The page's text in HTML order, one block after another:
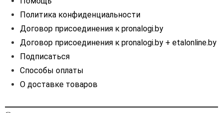
Политика конфиденциальности
Договор присоединения к pronalogi.by
Договор присоединения к pronalogi.by + etalonline.by
Подписаться
Способы оплаты
О доставке товаров